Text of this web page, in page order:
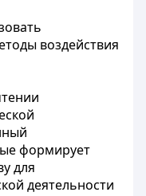
воздействия
формирует
для
деятельности